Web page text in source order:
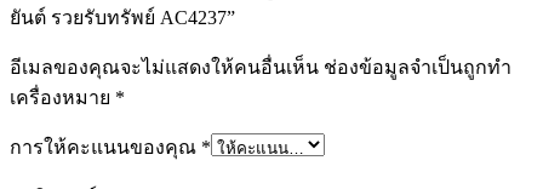
ยันต์ รวยรับทรัพย์ AC4237”
อีเมลของคุณจะไม่แสดงให้คนอื่นเห็น ช่องข้อมูลจำเป็นถูกทำ
เครื่องหมาย *
การให้คะแนนของคุณ *